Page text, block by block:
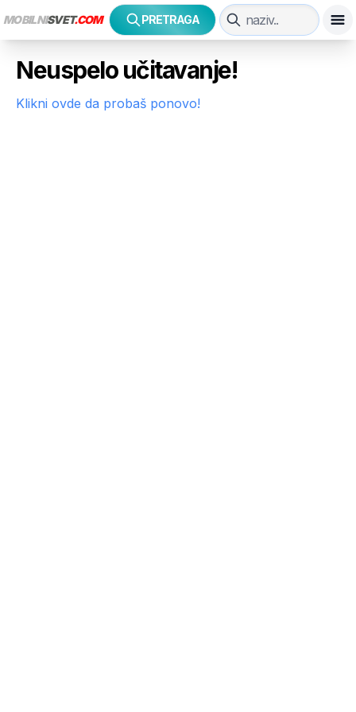
MOBILNISVET.COM PRETRAGA
Neuspelo učitavanje!
Klikni ovde da probaš ponovo!